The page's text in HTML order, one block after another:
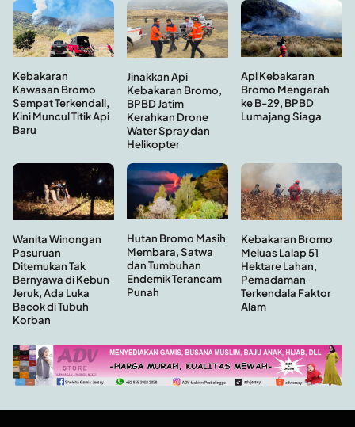
Kebakaran
Kawasan Bromo
Sempat Terkendali,
Kini Muncul Titik Api
Baru
Jinakkan Api
Kebakaran Bromo,
BPBD Jatim
Kerahkan Drone
Water Spray dan
Helikopter
Api Kebakaran
Bromo Mengarah
ke B-29, BPBD
Lumajang Siaga
Wanita Winongan
Pasuruan
Ditemukan Tak
Bernyawa di Kebun
Jeruk, Ada Luka
Bacok di Tubuh
Korban
Hutan Bromo Masih
Membara, Satwa
dan Tumbuhan
Endemik Terancam
Punah
Kebakaran Bromo
Meluas Lalap 51
Hektare Lahan,
Pemadaman
Terkendala Faktor
Alam